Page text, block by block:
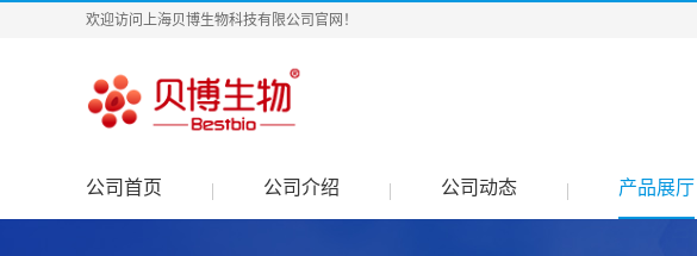
欢迎访问上海贝博生物科技有限公司官网！
公司首页 公司介绍 公司动态 产品展厅